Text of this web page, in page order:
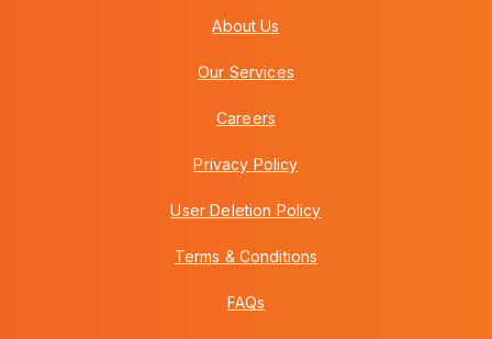
About Us
Our Services
Careers
Privacy Policy
User Deletion Policy
Terms & Conditions
FAQs